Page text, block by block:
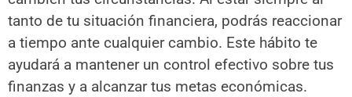
tanto de tu situación financiera, podrás reaccionar
a tiempo ante cualquier cambio. Este hábito te
ayudará a mantener un control efectivo sobre tus
finanzas y a alcanzar tus metas económicas.